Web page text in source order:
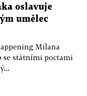
oslavuje
umělec
Milana
se státními poctami